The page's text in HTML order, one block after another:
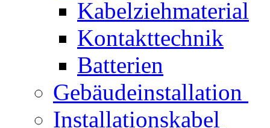
Kabelziehmaterial
Kontakttechnik
Batterien
Gebäudeinstallation
Installationskabel